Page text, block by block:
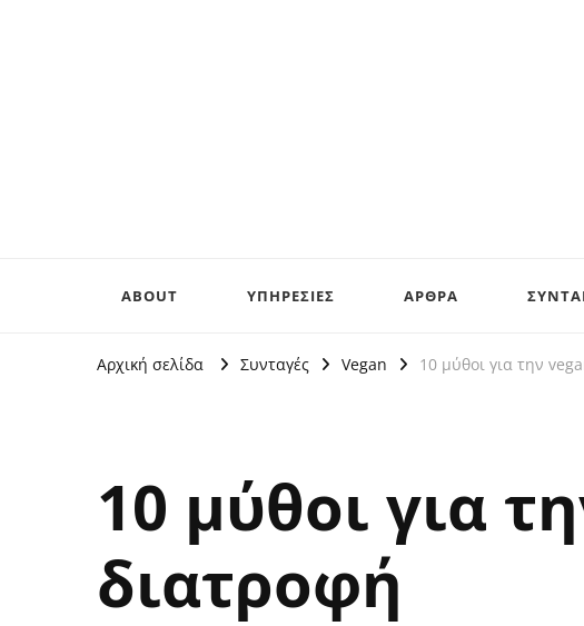
ABOUT ΥΠΗΡΕΣΙΕΣ ΑΡΘΡΑ
Αρχική σελίδα Συνταγές Vegan 10 μύθοι για την
10 μύθοι για
διατροφή